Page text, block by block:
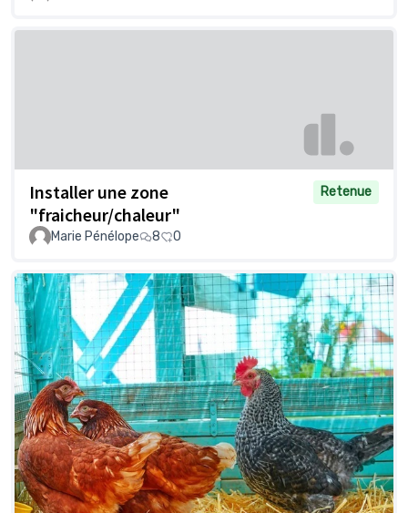
Installer une zone
"fraicheur/chaleur"
Retenue
Marie Pénélope 8 0